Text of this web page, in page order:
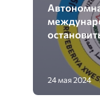
24 мая 2024